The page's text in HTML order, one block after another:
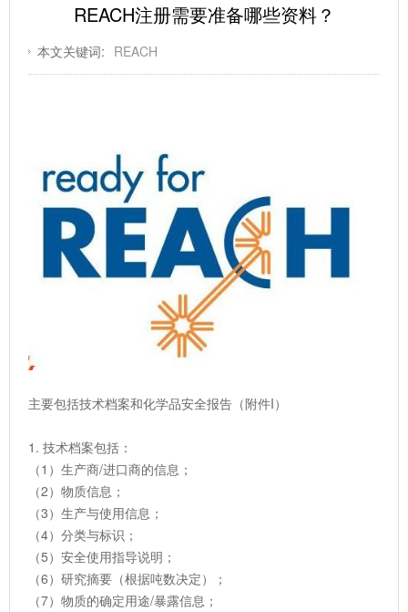
REACH注册需要准备哪些资料？
本文关键词: REACH
主要包括技术档案和化学品安全报告（附件I）
1. 技术档案包括：
（1）生产商/进口商的信息；
（2）物质信息；
（3）生产与使用信息；
（4）分类与标识；
（5）安全使用指导说明；
（6）研究摘要（根据吨数决定）；
（7）物质的确定用途/暴露信息；